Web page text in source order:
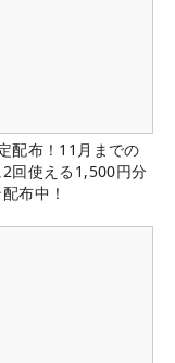
配布！11月までの
回使える1,500円分
布中！